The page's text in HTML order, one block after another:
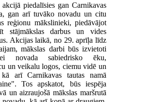
akcijā piedalīsies gan Carnikavas
gan arī tuvāko novadu un citu
reģionu mākslinieki, piedāvājot
stājmākslas darbus un vides
Akcijas laikā, no 29. aprīļa līdz
mākslas darbi būs izvietoti
novada sabiedrisko ēku,
un veikalu logos, ciemu vidē un
kā arī Carnikavas tautas namā
Tos apskatot, būs iespēja
un aizraujošā mākslas maršrutā